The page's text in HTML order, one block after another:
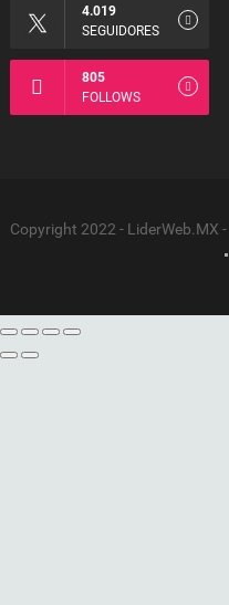
4.019
SEGUIDORES
805
FOLLOWS
Copyright 2022 - LiderWeb.MX